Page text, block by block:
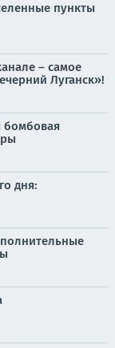
пункты
– самое
Луганск»!
бомбовая
дня: